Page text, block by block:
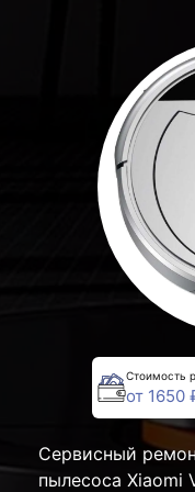
Стоимость
от 1650
Сервисный
пылесоса Xiaomi